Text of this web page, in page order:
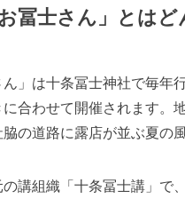
冨士さん」とは
ん」は十条冨士神社で毎
合わせて開催されます。
の道路に露店が並ぶ夏の
講組織「十条冨士講」で